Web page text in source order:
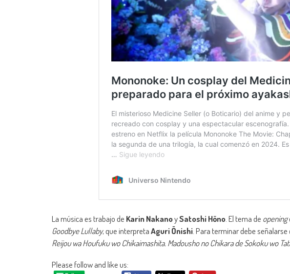
La música es trabajo de Karin NakanoySatoshi Hōno. El tema de opening
Goodbye Lullaby, que interpretaAguri Ōnishi. Para terminar debe
Reijou wa Houfuku wo Chikaimashita. Madousho no Chikara de Sokoku wo
Please follow and like us: